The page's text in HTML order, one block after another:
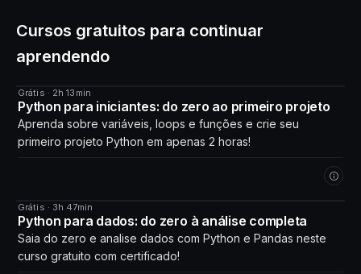
Cursos gratuitos para continuar
aprendendo
CURSO
Grátis · 2h 13min
Python para iniciantes: do zero ao primeiro projeto
Aprenda sobre variáveis, loops e funções e crie seu
primeiro projeto Python em apenas 2 horas!
CURSO
Grátis · 3h 47min
Python para dados: do zero à análise completa
Saia do zero e analise dados com Python e Pandas neste
curso gratuito com certificado!